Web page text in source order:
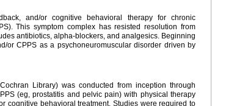
and/or cognitive behavioral therapy for chronic
This symptom complex has resisted resolution from
antibiotics, alpha-blockers, and analgesics. Beginning
or CPPS as a psychoneuromuscular disorder driven by
Library) was conducted from inception through
(eg, prostatitis and pelvic pain) with physical therapy
cognitive behavioral treatment. Studies were required to